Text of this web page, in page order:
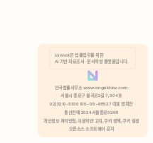
분석 쿠키 허용
Lawvot은 법률업무를 위한
AI 기반 자료조사 · 문서작성 플랫폼입니다.
안국법률사무소 www.anguklaw.com
서울시 종로구 율곡로2길 7, 304호
02)3210-3330 105-05-48527 대표 정희찬
통신판매 2024서울종로0248
개인정보 처리방침, 이용약관 고지, 쿠키 정책, 쿠키 설정
오픈소스 소프트웨어 공지